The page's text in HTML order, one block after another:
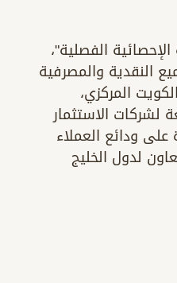
الفصلية"،
النقدية والمصرفية
المركزي،
لشركات الاستثمار
على ودائع العملاء
لدول الخليج